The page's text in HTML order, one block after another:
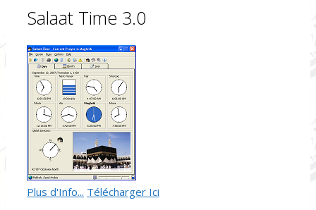
Salaat Time 3.0
Plus d'Info... Télécharger Ici